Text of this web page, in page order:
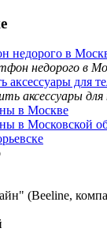
недорого в
аксессуары для
в Москве
в Московской
(Beeline,